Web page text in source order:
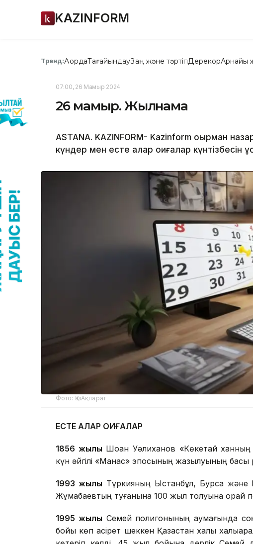
KAZINFORM
Тренд:АқордаТағайындауЗаң және тәртіпДерекқорАрнайы
07:00, 26 Мамыр 2024
26 мамыр. Жылнама
ASTANA. KAZINFORM- Kazinform оқырман
күндер мен есте қалар оқиғалар күнтізбесін
Фото: ҚазАқпарат
ЕСТЕ ҚАЛАР ОҚИҒАЛАР
1856 жылы Шоқан Уәлиханов «Көкетай ханның
күн әйгілі «Манас» эпосының жазылуының басы
1993 жылы Түркияның Ыстанбұл, Бурса және
Жұмабаевтың туғанына 100 жыл толуына орай
1995 жылы Семей полигонының аумағында
бойы көп қасірет шеккен Қазақстан халқы